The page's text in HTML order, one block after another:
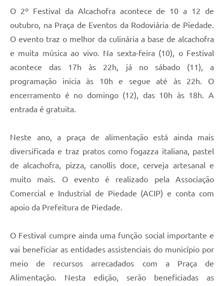
O 2º Festival da Alcachofra acontece de 10 a 12 de
outubro, na Praça de Eventos da Rodoviária de Piedade.
O evento traz o melhor da culinária a base de alcachofra
e muita música ao vivo. Na sexta-feira (10), o Festival
acontece das 17h às 22h, já no sábado (11), a
programação inicia às 10h e segue até às 22h. O
encerramento é no domingo (12), das 10h às 18h. A
entrada é gratuita.
Neste ano, a praça de alimentação está ainda mais
diversificada e traz pratos como fogazza italiana, pastel
de alcachofra, pizza, canollis doce, cerveja artesanal e
muito mais. O evento é realizado pela Associação
Comercial e Industrial de Piedade (ACIP) e conta com
apoio da Prefeitura de Piedade.
O Festival cumpre ainda uma função social importante e
vai beneficiar as entidades assistenciais do município por
meio de recursos arrecadados com a Praça de
Alimentação. Nesta edição, serão beneficiadas as